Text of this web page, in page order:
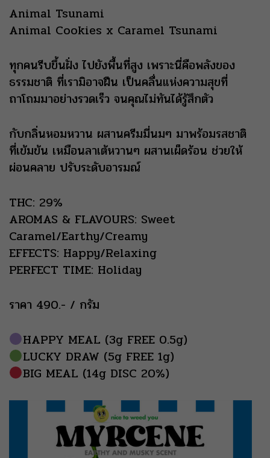
Animal Tsunami
Animal Cookies x Caramel Tsunami
ทุกคนรีบขึ้นฝั่ง ไปยังพื้นที่สูง เพราะนี่คือพลังของ
ธรรมชาติ ที่เรามิอาจฝืน เป็นคลื่นแห่งความสุขที่
ถาโถมมาอย่างรวดเร็ว จนคุณไม่ทันได้รู้สึกตัว
กับกลิ่นหอมหวาน ผสานครีมมี่นมๆ มาพร้อมรสชาติ
ที่เข้มข้น เหมือนลาเต้หวานๆ ผสานเผ็ดร้อน ช่วยให้
ผ่อนคลาย ปรับระดับอารมณ์
THC: 29%
AROMAS & FLAVOURS: Sweet
Caramel/Earthy/Creamy
EFFECTS: Happy/Relaxing
PERFECT TIME: Holiday
ราคา 490.- / กรัม
HAPPY MEAL (3g FREE 0.5g)
LUCKY DRAW (5g FREE 1g)
BIG MEAL (14g DISC 20%)